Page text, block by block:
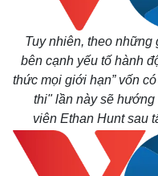
Bất động sản
Khởi nghiệp
Tuy nhiên, theo
bên cạnh yếu tố hành
thức mọi giới hạn” vốn
thi" lần này sẽ hướng
viên Ethan Hunt sau